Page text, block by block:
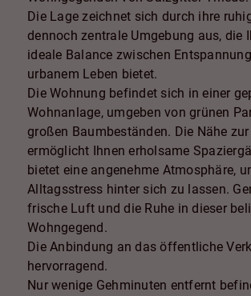
Die Lage zeichnet sich durch ihre
dennoch zentrale Umgebung aus, die
ideale Balance zwischen
urbanem Leben bietet.
Die Wohnung befindet sich in einer
Wohnanlage, umgeben von grünen
großen Baumbeständen. Die Nähe
ermöglicht Ihnen erholsame
bietet eine angenehme Atmosphäre,
Alltagsstress hinter sich zu lassen.
frische Luft und die Ruhe in dieser
Wohngegend.
Die Anbindung an das öffentliche
hervorragend.
Nur wenige Gehminuten entfernt